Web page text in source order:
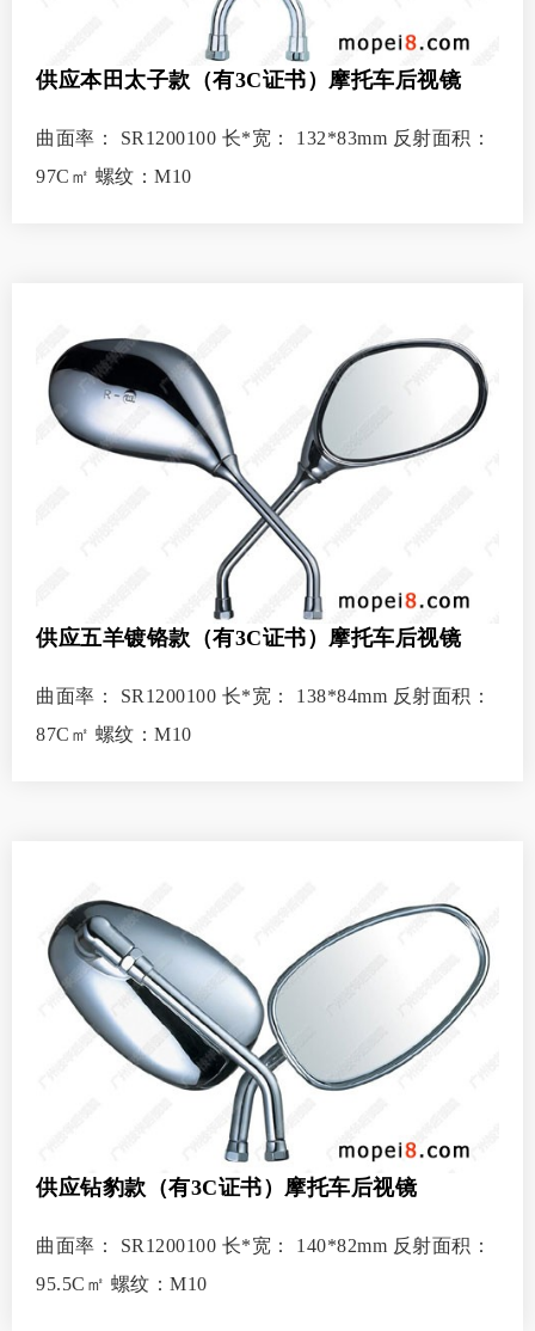
供应本田太子款（有3C证书）摩托车后视镜
曲面率： SR1200100 长*宽： 132*83mm 反射面积：
97C㎡ 螺纹：M10
供应五羊镀铬款（有3C证书）摩托车后视镜
曲面率： SR1200100 长*宽： 138*84mm 反射面积：
87C㎡ 螺纹：M10
供应钻豹款（有3C证书）摩托车后视镜
曲面率： SR1200100 长*宽： 140*82mm 反射面积：
95.5C㎡ 螺纹：M10